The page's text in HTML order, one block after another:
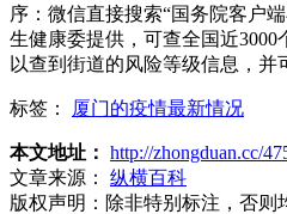
序：微信直接搜索“国务院客户
生健康委提供，可查全国近
以查到街道的风险等级信息，并
标签： 厦门的疫情最新情况
本文地址： http://zhongduan.cc/
文章来源：
纵横百科
版权声明： 除非特别标注，否则